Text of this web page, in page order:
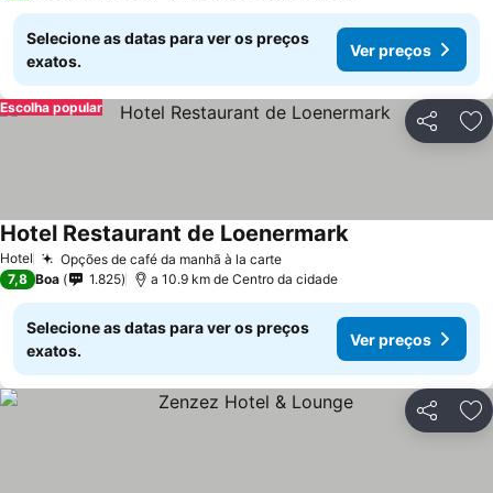
Selecione as datas para ver os preços
exatos.
Ver preços
Partilhar
Escolha popular
Hotel Opções de café da manhã à la carte
Hotel Restaurant de Loenermark
7,8 Boa 1.825 a 10.9 km de Centro da cidade
Selecione as datas para ver os preços
exatos.
Ver preços
Partilhar